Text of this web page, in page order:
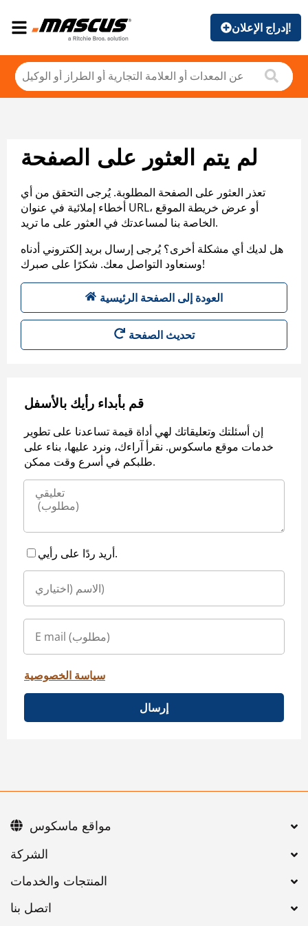
إدراج الإعلان!
لم يتم العثور على الصفحة
تعذر العثور على الصفحة المطلوبة. يُرجى التحقق من أي
أخطاء إملائية في عنوان URL، أو عرض خريطة الموقع
الخاصة بنا لمساعدتك في العثور على ما تريد.
هل لديك أي مشكلة أخرى؟ يُرجى إرسال بريد إلكتروني أدناه
وسنعاود التواصل معك. شكرًا على صبرك!
العودة إلى الصفحة الرئيسية
تحديث الصفحة
قم بأبداء رأيك بالأسفل
إن أسئلتك وتعليقاتك لهي أداة قيمة تساعدنا على تطوير
خدمات موقع ماسكوس. نقرأ آراءك، ونرد عليها، بناء على
طلبكم في أسرع وقت ممكن.
أريد ردًا على رأيي.
سياسة الخصوصية
إرسال
اتصل بنا
مواقع ماسكوس